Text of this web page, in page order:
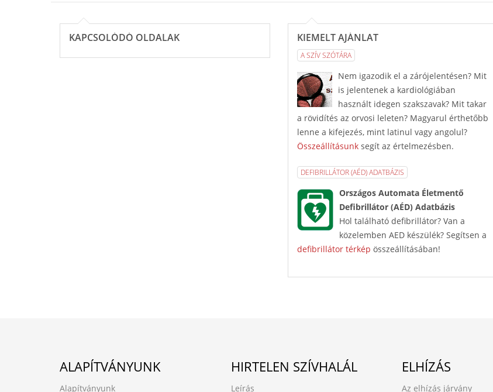
KAPCSOLÓDÓ OLDALAK KIEMELT AJÁNLAT
A SZÍV SZÓTÁRA
Nem igazodik el a zárójelentésen? Mit
is jelentenek a kardiológiában
használt idegen szakszavak? Mit takar
a rövidítés az orvosi leleten? Magyarul érthetőbb
lenne a kifejezés, mint latinul vagy angolul?
Összeállításunk segít az értelmezésben.
DEFIBRILLÁTOR (AÉD) ADATBÁZIS
Országos Automata Életmentő
Defibrillátor (AÉD) Adatbázis
Hol található defibrillátor? Van a
közelemben AED készülék? Segítsen a
defibrillátor térkép összeállításában!
ALAPÍTVÁNYUNK
Alapítványunk
HIRTELEN SZÍVHALÁL
Leírás
ELHÍZÁS
Az elhízás járvány